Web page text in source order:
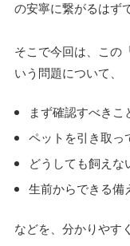
の安寧に繋がるはず
そこで今回は、この
いう問題について、
まず確認すべきこ
ペットを引き取っ
どうしても飼えな
生前からできる備
などを、分かりやす